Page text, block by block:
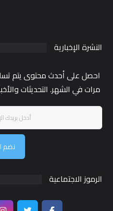
النشرة الإخبارية
احصل على أحدث محتوى يتم
مرات في الشهر. التحديثات
نضم
الرموز الاجتماعية